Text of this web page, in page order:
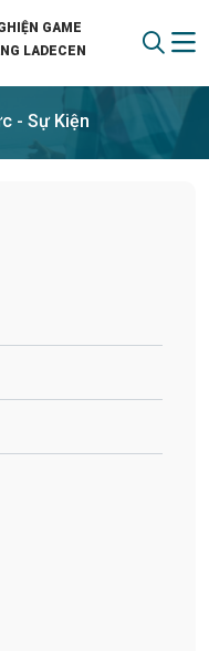
GAME
LADECEN
- Sự Kiện